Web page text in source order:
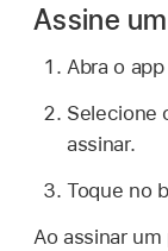
Assine
Abra o
Selecione
assinar.
Toque no
Ao assinar